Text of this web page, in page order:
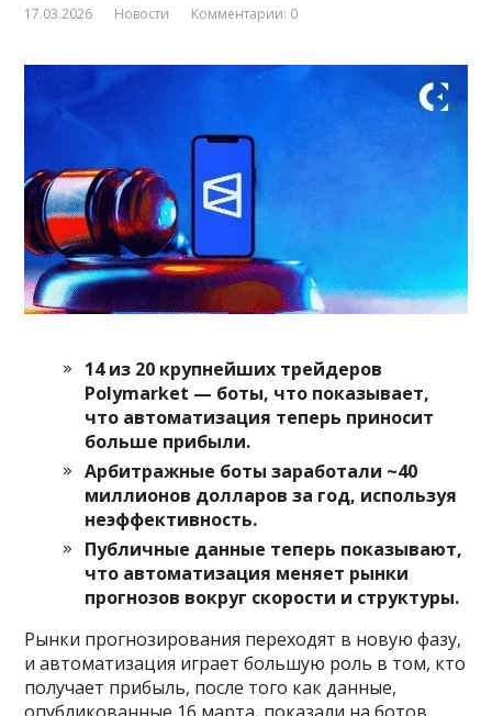
17.03.2026 Новости Комментарии: 0
14 из 20 крупнейших трейдеров
Polymarket — боты, что показывает,
что автоматизация теперь приносит
больше прибыли.
Арбитражные боты заработали ~40
миллионов долларов за год, используя
неэффективность.
Публичные данные теперь показывают,
что автоматизация меняет рынки
прогнозов вокруг скорости и структуры.
Рынки прогнозирования переходят в новую фазу,
и автоматизация играет большую роль в том, кто
получает прибыль, после того как данные,